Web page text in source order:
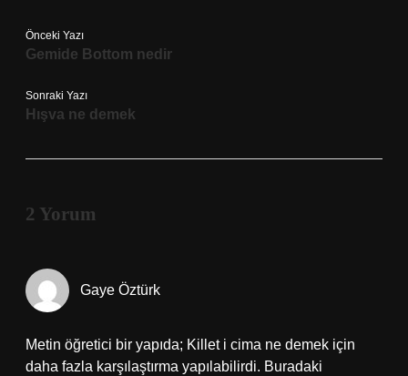
Önceki Yazı
Gemide Bottom nedir
Sonraki Yazı
Hışva ne demek
2 Yorum
Gaye Öztürk
Metin öğretici bir yapıda; Killet i cima ne demek için
daha fazla karşılaştırma yapılabilirdi. Buradaki